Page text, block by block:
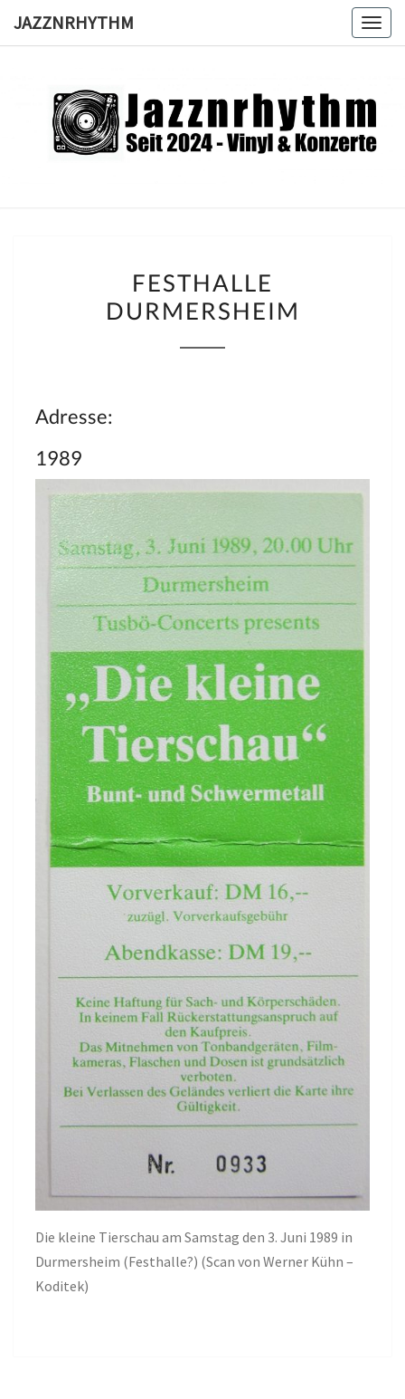
JAZZNRHYTHM
Seit
2024 –
DURMERSHEIM
FESTHALLE
DURMERSHEIM
Adresse:
1989
Die kleine Tierschau am Samstag den 3. Juni 1989 in
Durmersheim (Festhalle?) (Scan von Werner Kühn –
Koditek)